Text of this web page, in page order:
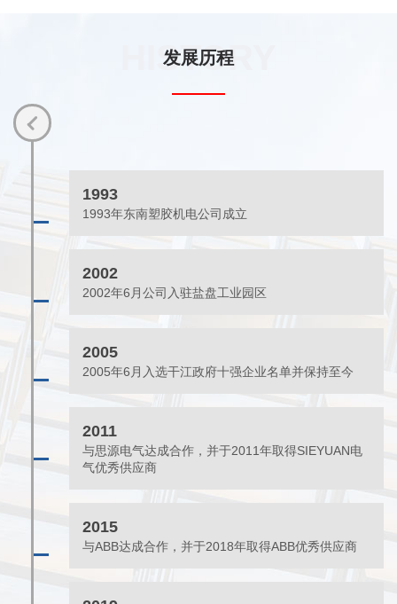
HISTORY
发展历程
1993
1993年东南塑胶机电公司成立
2002
2002年6月公司入驻盐盘工业园区
2005
2005年6月入选干江政府十强企业名单并保持至今
2011
与思源电气达成合作，并于2011年取得SIEYUAN电
气优秀供应商
2015
与ABB达成合作，并于2018年取得ABB优秀供应商